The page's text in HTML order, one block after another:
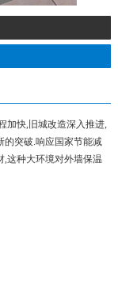
加快,旧城改造深入推进,
的突破.响应国家节能减
,这种大环境对外墙保温